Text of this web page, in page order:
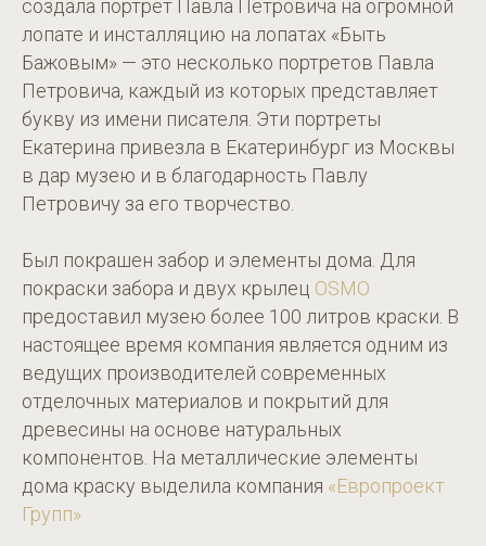
создала портрет Павла Петровича на огромной
лопате и инсталляцию на лопатах «Быть
Бажовым» — это несколько портретов Павла
Петровича, каждый из которых представляет
букву из имени писателя. Эти портреты
Екатерина привезла в Екатеринбург из Москвы
в дар музею и в благодарность Павлу
Петровичу за его творчество.
Был покрашен забор и элементы дома. Для
покраски забора и двух крылец OSMO
предоставил музею более 100 литров краски. В
настоящее время компания является одним из
ведущих производителей современных
отделочных материалов и покрытий для
древесины на основе натуральных
компонентов. На металлические элементы
дома краску выделила компания «Европроект
Групп»